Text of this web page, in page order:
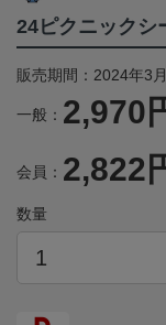
24ピクニックシ
販売期間：2024年3
一般： 2,970
会員： 2,822
数量